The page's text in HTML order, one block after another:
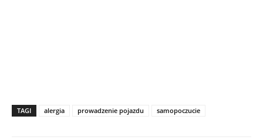
TAGI alergia prowadzenie pojazdu samopoczucie